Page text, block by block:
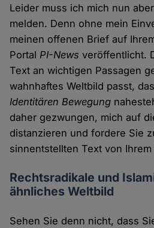
Leider muss ich mich nun
melden. Denn ohne mein
meinen offenen Brief auf
PortalPI-News veröffentlicht.
Text an wichtigen Passagen
wahnhaftes Weltbild passt,
Identitären Bewegung
daher gezwungen, mich auf
distanzieren und fordere Sie
sinnentstellten Text von
Rechtsradikale und
ähnliches Weltbild
Sehen Sie denn nicht, dass